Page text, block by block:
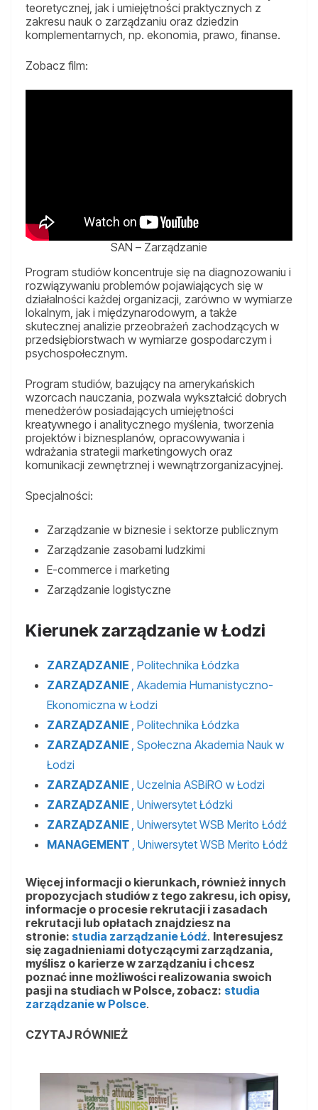
teoretycznej, jak i umiejętności praktycznych z
zakresu nauk o zarządzaniu oraz dziedzin
komplementarnych, np. ekonomia, prawo, finanse.
Zobacz film:
SAN – Zarządzanie
Program studiów koncentruje się na diagnozowaniu i
rozwiązywaniu problemów pojawiających się w
działalności każdej organizacji, zarówno w wymiarze
lokalnym, jak i międzynarodowym, a także
skutecznej analizie przeobrażeń zachodzących w
przedsiębiorstwach w wymiarze gospodarczym i
psychospołecznym.
Program studiów, bazujący na amerykańskich
wzorcach nauczania, pozwala wykształcić dobrych
menedżerów posiadających umiejętności
kreatywnego i analitycznego myślenia, tworzenia
projektów i biznesplanów, opracowywania i
wdrażania strategii marketingowych oraz
komunikacji zewnętrznej i wewnątrzorganizacyjnej.
Specjalności:
Zarządzanie w biznesie i sektorze publicznym
Zarządzanie zasobami ludzkimi
E-commerce i marketing
Zarządzanie logistyczne
Kierunek zarządzanie w Łodzi
ZARZĄDZANIE , Politechnika Łódzka
ZARZĄDZANIE , Akademia Humanistyczno-
Ekonomiczna w Łodzi
ZARZĄDZANIE , Politechnika Łódzka
ZARZĄDZANIE , Społeczna Akademia Nauk w
Łodzi
ZARZĄDZANIE , Uczelnia ASBiRO w Łodzi
ZARZĄDZANIE , Uniwersytet Łódzki
ZARZĄDZANIE , Uniwersytet WSB Merito Łódź
MANAGEMENT , Uniwersytet WSB Merito Łódź
Więcej informacji o kierunkach, również innych
propozycjach studiów z tego zakresu, ich opisy,
informacje o procesie rekrutacji i zasadach
rekrutacji lub opłatach znajdziesz na
stronie: studia zarządzanie Łódź. Interesujesz
się zagadnieniami dotyczącymi zarządzania,
myślisz o karierze w zarządzaniu i chcesz
poznać inne możliwości realizowania swoich
pasji na studiach w Polsce, zobacz: studia
zarządzanie w Polsce.
CZYTAJ RÓWNIEŻ